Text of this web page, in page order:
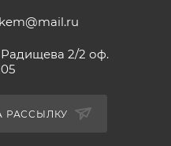
Радищева 2/2 оф.
РАССЫЛКУ